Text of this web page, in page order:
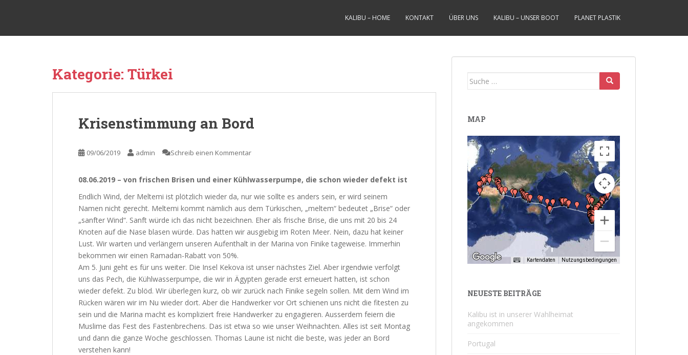
KALIBU – HOME KONTAKT ÜBER UNS KALIBU – UNSER BOOT PLANET PLASTIK
Kategorie: Türkei
Krisenstimmung an Bord
09/06/2019 admin Schreib einen Kommentar
08.06.2019 – von frischen Brisen und einer Kühlwasserpumpe, die schon wieder defekt ist
Endlich Wind, der Meltemi ist plötzlich wieder da, nur wie sollte es anders sein, er wird seinem
Namen nicht gerecht. Meltemi kommt nämlich aus dem Türkischen, „meltem“ bedeutet „Brise“ oder
„sanfter Wind“. Sanft würde ich das nicht bezeichnen. Eher als frische Brise, die uns mit 20 bis 24
Knoten auf die Nase blasen würde. Das hatten wir ausgiebig im Roten Meer. Nein, dazu hat keiner
Lust. Wir warten und verlängern unseren Aufenthalt in der Marina von Finike tageweise. Immerhin
bekommen wir einen Ramadan-Rabatt von 50%.
Am 5. Juni geht es für uns weiter. Die Insel Kekova ist unser nächstes Ziel. Aber irgendwie verfolgt
uns das Pech, die Kühlwasserpumpe, die wir in Ägypten gerade erst erneuert hatten, ist schon
wieder defekt. Zu blöd. Wir überlegen kurz, ob wir zurück nach Finike segeln sollen. Mit dem Wind im
Rücken wären wir im Nu wieder dort. Aber die Handwerker vor Ort schienen uns nicht die fitesten zu
sein und die Marina macht es kompliziert freie Handwerker zu engagieren. Ausserdem feiern die
Muslime das Fest des Fastenbrechens. Das ist etwa so wie unser Weihnachten. Alles ist seit Montag
und dann die ganze Woche geschlossen. Thomas Laune ist nicht die beste, was jeder an Bord
verstehen kann!
Suche
MAP
Kartendaten Nutzungsbedingungen
NEUESTE BEITRÄGE
Kalibu ist in unserer Wahlheimat
angekommen
Portugal